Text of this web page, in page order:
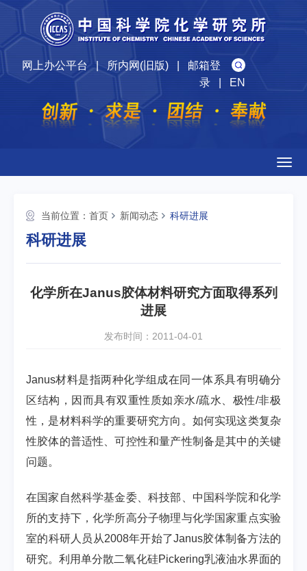
网上办公平台|所内网(旧版)| 邮箱登
录| EN
当前位置： 首页 新闻动态 科研进展
科研进展
化学所在Janus胶体材料研究方面取得系列
进展
发布时间：2011-04-01
Janus材料是指两种化学组成在同一体系具有明确分
区结构，因而具有双重性质如亲水/疏水、极性/非极
性，是材料科学的重要研究方向。如何实现这类复杂
性胶体的普适性、可控性和量产性制备是其中的关键
问题。
在国家自然科学基金委、科技部、中国科学院和化学
所的支持下，化学所高分子物理与化学国家重点实验
室的科研人员从2008年开始了Janus胶体制备方法的
研究。利用单分散二氧化硅Pickering乳液油水界面的